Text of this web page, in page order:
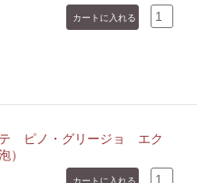
ピノ・グリージョ エク
）